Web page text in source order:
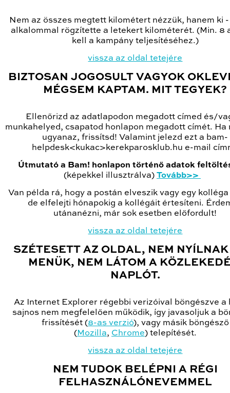
Nem az összes megtett kilométert nézzük, hanem ki
alkalommal rögzítette a letekert kilométerét. (Min. 8
kell a kampány teljesítéséhez.)
vissza az oldal tetejére
BIZTOSAN JOGOSULT VAGYOK
MÉGSEM KAPTAM. MIT TEGYEK?
Ellenőrizd az adatlapodon megadott címed és/
munkahelyed, csapatod honlapon megadott címét. Ha
ugyanaz, frissítsd! Valamint jelezd ezt a bam-
helpdesk<kukac>kerekparosklub.hu e-mail
Útmutató a Bam! honlapon történő adatok
(képekkel illusztrálva) Tovább>>
Van példa rá, hogy a postán elveszik vagy egy
de elfelejti hónapokig a kollégáit értesíteni.
utánanézni, már sok esetben előfordult!
vissza az oldal tetejére
SZÉTESETT AZ OLDAL, NEM
MENÜK, NEM LÁTOM A
NAPLÓT.
Az Internet Explorer régebbi verizóival böngészve a
sajnos nem megfelelően működik, így javasoljuk a
frissítését (8-as verzió), vagy másik böngésző
(Mozilla, Chrome) telepítését.
vissza az oldal tetejére
NEM TUDOK BELÉPNI A RÉGI
FELHASZNÁLÓNEVEMMEL